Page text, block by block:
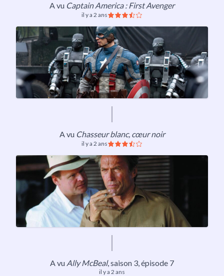
A vu Captain America : First Avenger
il y a 2 ans
A vu Chasseur blanc, cœur noir
il y a 2 ans
A vu Ally McBeal,saison 3, épisode 7
il y a 2 ans